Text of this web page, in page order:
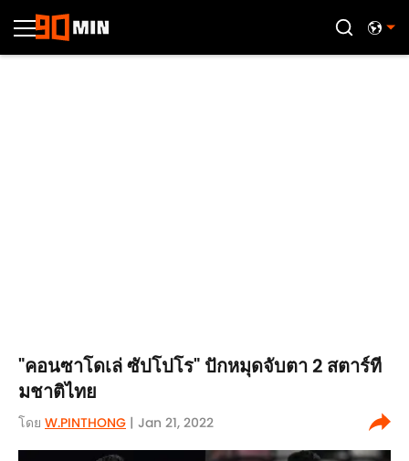
"คอนซาโดเล่ ซัปโปโร" ปักหมุดจับตา 2 สตาร์ที
มชาติไทย
โดย W.PINTHONG | Jan 21, 2022